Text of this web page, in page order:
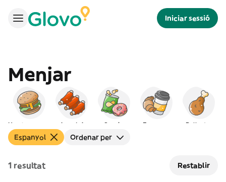
Iniciar sessió
Menjar
Americà Snacks Esmorzar Pollastre
Espanyol Ordenar per
1 resultat Restablir